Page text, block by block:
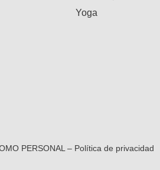
Yoga
PERSONAL – Política de privacidad